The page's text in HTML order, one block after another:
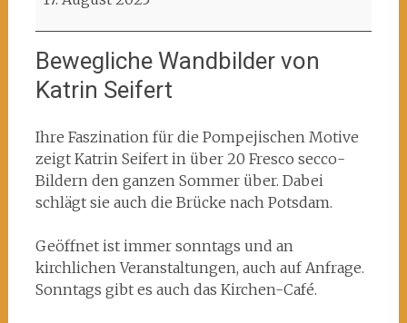
Pompeji
inspiriert.
Bewegliche Wandbilder von
Katrin Seifert
Ihre Faszination für die Pompejischen Motive
zeigt Katrin Seifert in über 20 Fresco secco-
Bildern den ganzen Sommer über. Dabei
schlägt sie auch die Brücke nach Potsdam.
Geöffnet ist immer sonntags und an
kirchlichen Veranstaltungen, auch auf Anfrage.
Sonntags gibt es auch das Kirchen-Café.